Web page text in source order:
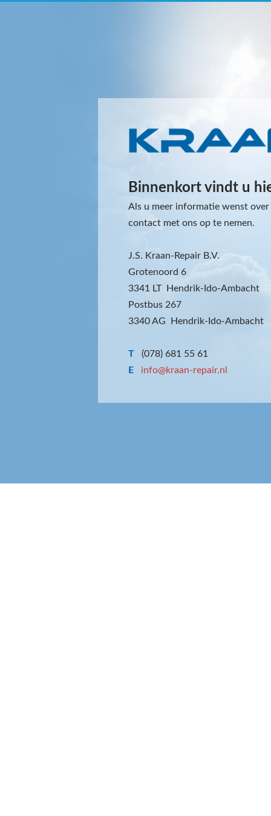
Binnenkort vindt u
Als u meer informatie wenst
contact met ons op te nemen.
J.S. Kraan-Repair B.V.
Grotenoord 6
3341 LT Hendrik-Ido-Ambacht
Postbus 267
3340 AG Hendrik-Ido-Ambacht
T
(078) 681 55 61
E
info@kraan-repair.nl